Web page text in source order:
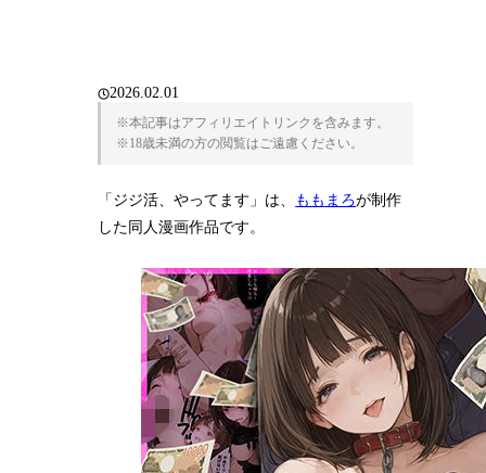
2026.02.01
※本記事はアフィリエイトリンクを含みます。
※18歳未満の方の閲覧はご遠慮ください。
「ジジ活、やってます」は、 ももまろが制作
した同人漫画作品です。